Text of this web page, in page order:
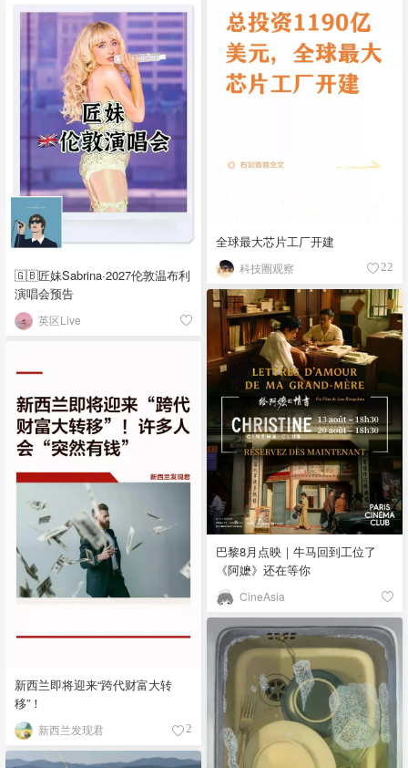
全球最大芯片工厂开建
科技圈观察 22
🇬🇧匠妹Sabrina·2027伦敦温布利
演唱会预告
英区Live
巴黎8月点映｜牛马回到工位了
《阿嬷》还在等你
CineAsia
新西兰即将迎来“跨代财富大转
移”！
新西兰发现君 2